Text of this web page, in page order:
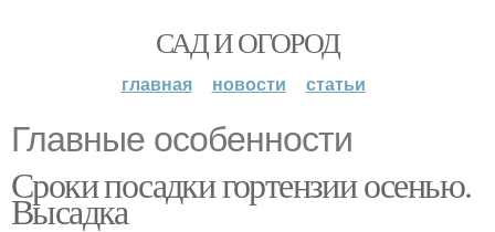
САД И ОГОРОД
главная новости статьи
Главные особенности
Сроки посадки гортензии осенью.
Высадка